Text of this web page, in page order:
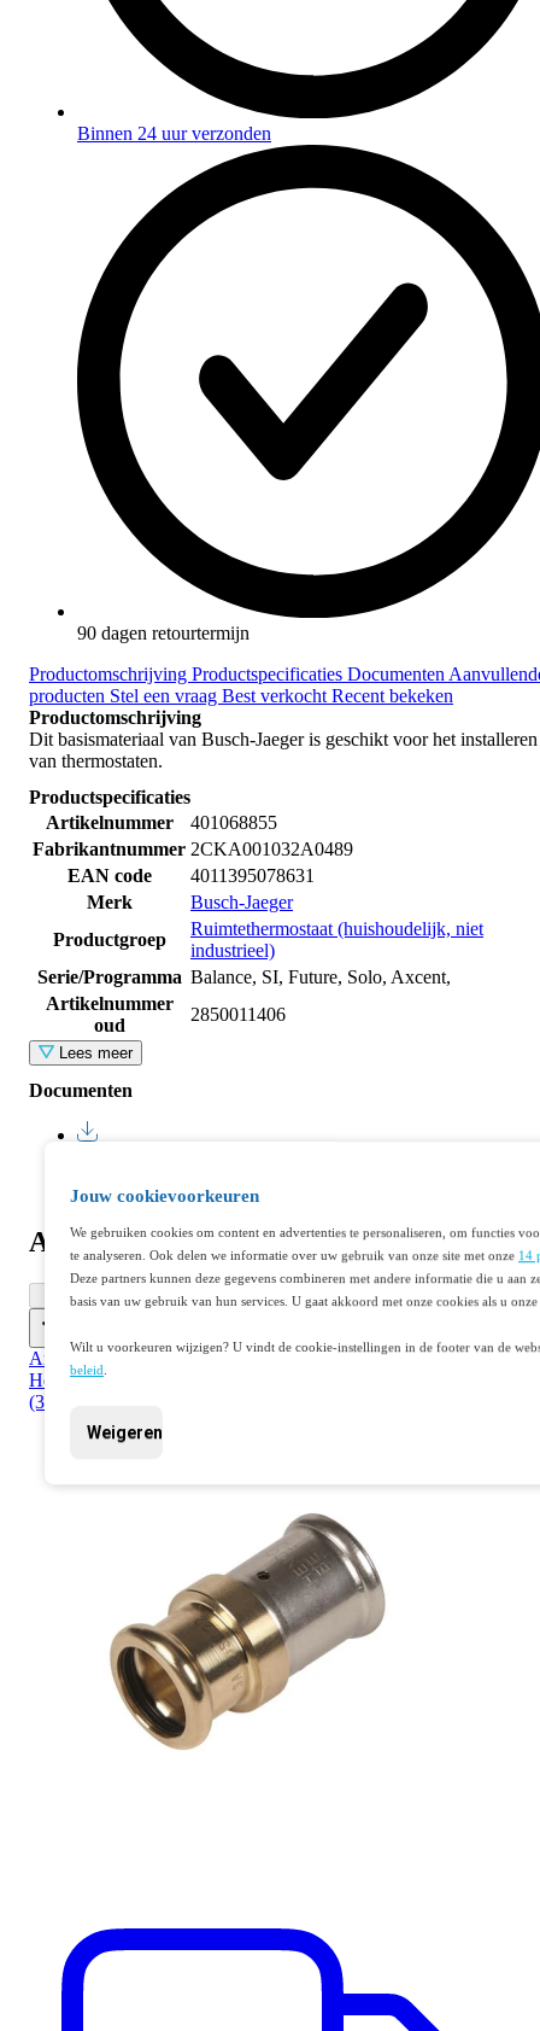
Jouw cookievoorkeuren
We gebruiken cookies om content en advertenties te personaliseren, om functies
te analyseren. Ook delen we informatie over uw gebruik van onze site met onze 14
Deze partners kunnen deze gegevens combineren met andere informatie die u aan
basis van uw gebruik van hun services. U gaat akkoord met onze cookies als u
Wilt u voorkeuren wijzigen? U vindt de cookie-instellingen in de footer van de
beleid
Weigeren
Binnen 24 uur verzonden
90 dagen retourtermijn
Productomschrijving Productspecificaties Documenten
producten Stel een vraag Best verkocht Recent bekeken
Productomschrijving
Dit basismateriaal van Busch-Jaeger is geschikt voor het installeren
van thermostaten.
Productspecificaties
Artikelnummer
401068855
Fabrikantnummer 2CKA001032A0489
EAN code
4011395078631
Merk
Busch-Jaeger
Productgroep
Ruimtethermostaat (huishoudelijk, niet
industrieel)
Serie/Programma Balance, SI, Future, Solo, Axcent,
Artikelnummer
oud
2850011406
Lees meer
Documenten
Aanvullende producten
Artikelnr. 401319372
Henco rechtekoppeling Henco pers x koper pers 16mm x 15mm
(36P-1615P)